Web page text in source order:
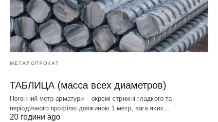
МЕТАЛОПРОКАТ
ТАБЛИЦА (масса всех диаметров)
Погонний метр арматури – окремі стрижні гладкого та
періодичного профілю довжиною 1 метр, вага яких…
20 години ago